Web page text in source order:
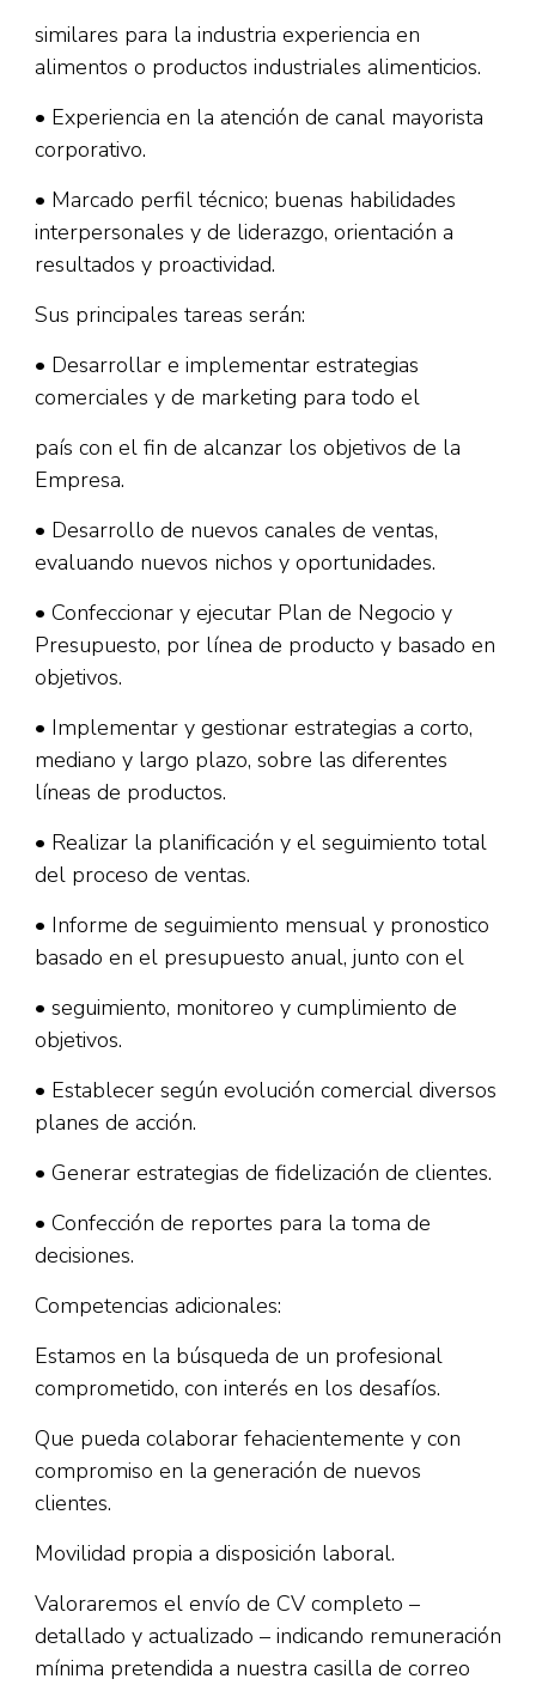
similares para la industria experiencia en
alimentos o productos industriales alimenticios.
• Experiencia en la atención de canal mayorista
corporativo.
• Marcado perfil técnico; buenas habilidades
interpersonales y de liderazgo, orientación a
resultados y proactividad.
Sus principales tareas serán:
• Desarrollar e implementar estrategias
comerciales y de marketing para todo el
país con el fin de alcanzar los objetivos de la
Empresa.
• Desarrollo de nuevos canales de ventas,
evaluando nuevos nichos y oportunidades.
• Confeccionar y ejecutar Plan de Negocio y
Presupuesto, por línea de producto y basado en
objetivos.
• Implementar y gestionar estrategias a corto,
mediano y largo plazo, sobre las diferentes
líneas de productos.
• Realizar la planificación y el seguimiento total
del proceso de ventas.
• Informe de seguimiento mensual y pronostico
basado en el presupuesto anual, junto con el
• seguimiento, monitoreo y cumplimiento de
objetivos.
• Establecer según evolución comercial diversos
planes de acción.
• Generar estrategias de fidelización de clientes.
• Confección de reportes para la toma de
decisiones.
Competencias adicionales:
Estamos en la búsqueda de un profesional
comprometido, con interés en los desafíos.
Que pueda colaborar fehacientemente y con
compromiso en la generación de nuevos
clientes.
Movilidad propia a disposición laboral.
Valoraremos el envío de CV completo –
detallado y actualizado – indicando remuneración
mínima pretendida a nuestra casilla de correo